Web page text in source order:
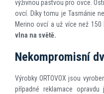
výživnou pastvou pro ovce.
ovcí. Díky tomu je Tasmánie
Merino ovcí a už více než
vlna na světě.
Nekompromisní
Výrobky ORTOVOX jsou
případné reklamace